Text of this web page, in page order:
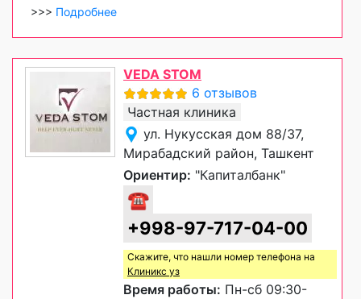
>>> Подробнее
VEDA STOM
6 отзывов
Частная клиника
ул. Нукусская дом 88/37,
Мирабадский район, Ташкент
Ориентир: "Капиталбанк"
☎
+998-97-717-04-00
Скажите, что нашли номер телефона на
Клиникс уз
Время работы: Пн-сб 09:30-